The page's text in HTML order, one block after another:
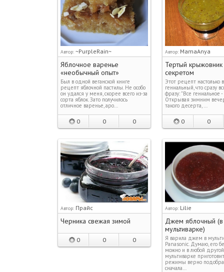
Автор: ~PurpleRain~
Яблочное варенье
«необычный опыт»
Был в одной веганской книге
рецепт яблочной пастилы. Не особо
он удался у меня, скорее всего из-за
сорта яблок. Зато получилось
отличное варенье, аро…
0 0 0
Автор: MamaAnya
Тертый крыжовник
секретом
Этот рецепт настолько
гениальный, что сразу
фразу: "Все гениальное -
Открывая зимним
такого десерта, …
0 0
Автор: Прайс
Черника свежая зимой
0 0 0
Автор: Lilie
Джем яблочный (в
мультиварке)
Я варила джем в
Panasonic. Думаю, его
можно и в любой другой
мультиварке
режимы верно
сначала…